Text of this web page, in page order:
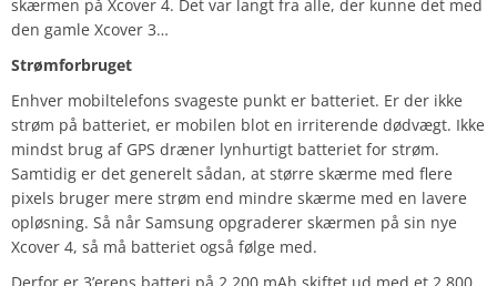
skærmen på Xcover 4. Det var langt fra alle, der kunne det med
den gamle Xcover 3…
Strømforbruget
Enhver mobiltelefons svageste punkt er batteriet. Er der ikke
strøm på batteriet, er mobilen blot en irriterende dødvægt. Ikke
mindst brug af GPS dræner lynhurtigt batteriet for strøm.
Samtidig er det generelt sådan, at større skærme med flere
pixels bruger mere strøm end mindre skærme med en lavere
opløsning. Så når Samsung opgraderer skærmen på sin nye
Xcover 4, så må batteriet også følge med.